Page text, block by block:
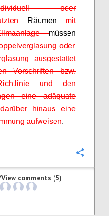
oder
Räumenmit
müssen
oder
ausgestattet
Vorschriften bzw.
und den
eine adäquate
hinaus eine
aufweisen.
comments (5)